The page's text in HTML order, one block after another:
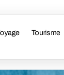
Tourisme